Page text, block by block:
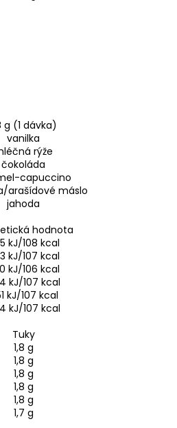
g (1 dávka)
vanilka
rýže
čokoláda
capuccino
arašídové máslo
jahoda
hodnota
kJ/108 kcal
kJ/107 kcal
kJ/106 kcal
kJ/107 kcal
kJ/107 kcal
kJ/107 kcal
Tuky
1,8 g
1,8 g
1,8 g
1,8 g
1,8 g
1,7 g